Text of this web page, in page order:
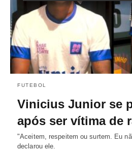
FUTEBOL
Vinicius Junior se
após ser vítima de
"Aceitem, respeitem ou surtem. Eu
declarou ele.